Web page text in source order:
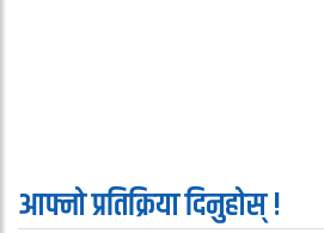
आफ्नो प्रतिक्रिया दिनुहोस् !